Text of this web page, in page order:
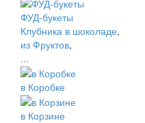
ФУД-букеты
Клубника в шоколаде,
из Фруктов,
...
в Коробке
в Корзине